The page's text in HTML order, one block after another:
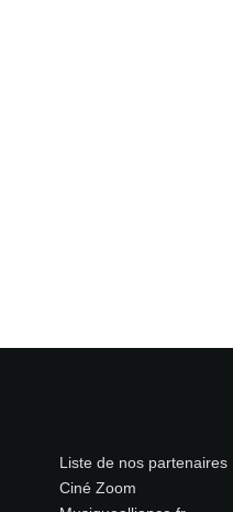
Liste de nos partenaires
Ciné Zoom